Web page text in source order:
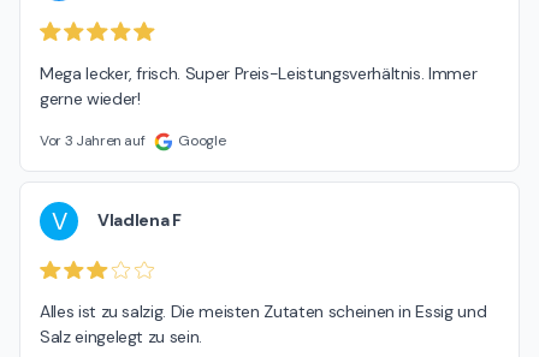
Mega lecker, frisch. Super Preis-Leistungsverhältnis. Immer
gerne wieder!
Vor 3 Jahren auf Google
V Vladlena F
Alles ist zu salzig. Die meisten Zutaten scheinen in Essig und
Salz eingelegt zu sein.